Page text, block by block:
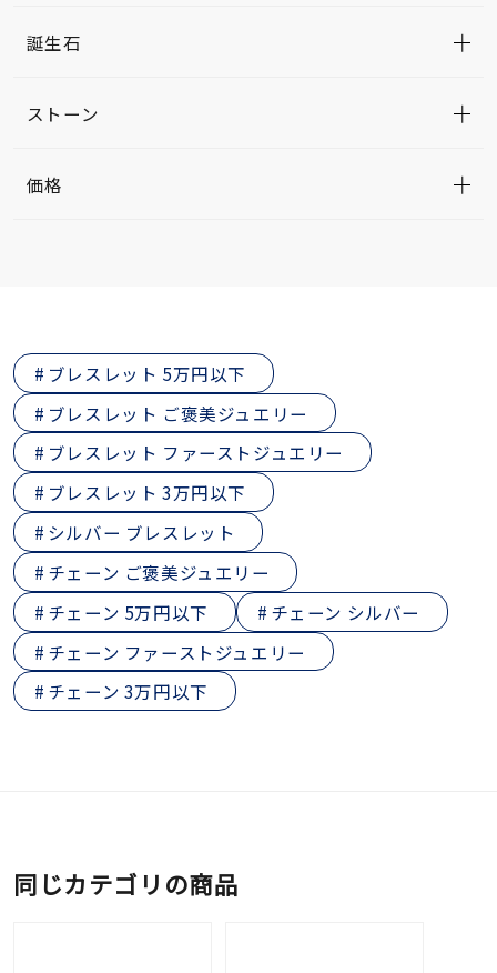
誕生石
ストーン
価格
ブレスレット 5万円以下
ブレスレット ご褒美ジュエリー
ブレスレット ファーストジュエリー
ブレスレット 3万円以下
シルバー ブレスレット
チェーン ご褒美ジュエリー
チェーン 5万円以下
チェーン シルバー
チェーン ファーストジュエリー
チェーン 3万円以下
同じカテゴリの商品